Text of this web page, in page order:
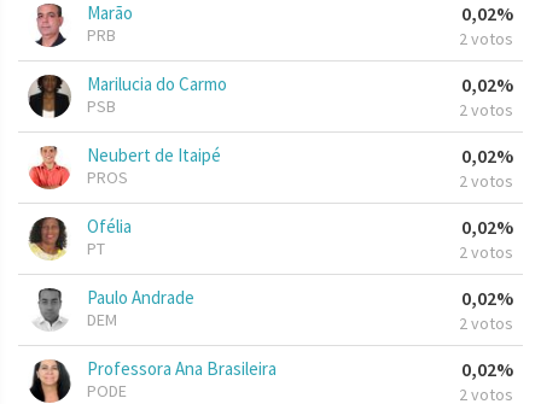
Marão
PRB
0,02%
2 votos
Marilucia do Carmo
PSB
0,02%
2 votos
Neubert de Itaipé
PROS
0,02%
2 votos
Ofélia
PT
0,02%
2 votos
Paulo Andrade
DEM
0,02%
2 votos
Professora Ana Brasileira
PODE
0,02%
2 votos